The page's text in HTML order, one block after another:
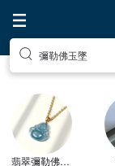
彌勒佛玉墜
翡翠彌勒佛玉墜